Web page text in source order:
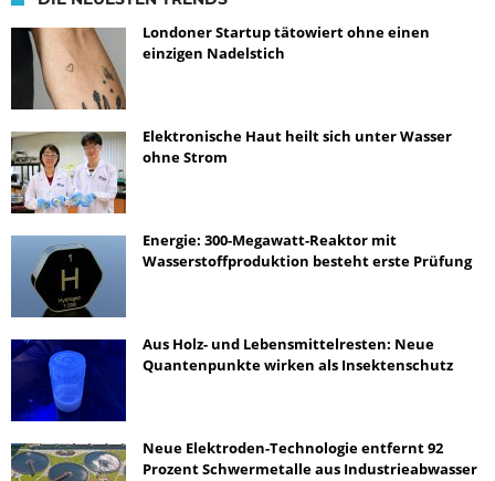
Londoner Startup tätowiert ohne einen
einzigen Nadelstich
Elektronische Haut heilt sich unter Wasser
ohne Strom
Energie: 300-Megawatt-Reaktor mit
Wasserstoffproduktion besteht erste Prüfung
Aus Holz- und Lebensmittelresten: Neue
Quantenpunkte wirken als Insektenschutz
Neue Elektroden-Technologie entfernt 92
Prozent Schwermetalle aus Industrieabwasser